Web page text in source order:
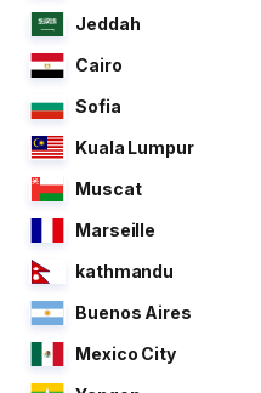
Jeddah
Cairo
Sofia
Kuala Lumpur
Muscat
Marseille
kathmandu
Buenos Aires
Mexico City